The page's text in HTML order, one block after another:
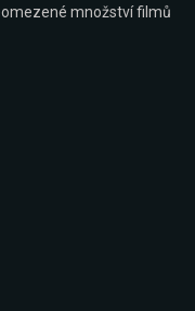
množství filmů